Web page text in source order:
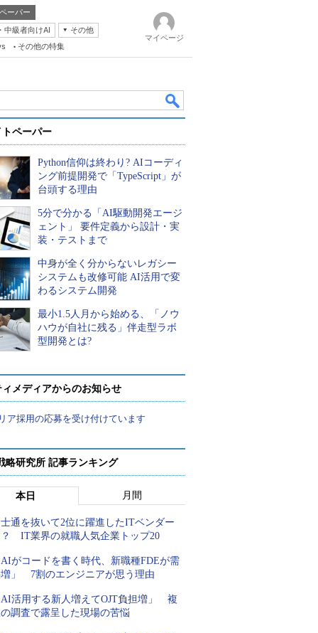
ーパー
中級者向けAI
その他
その他の特集
マイページ
ペーパー
Python信仰は終わり? AIコーディ
ング前提開発で「TypeScript」が
台頭する理由
5分で分かる「AI駆動開発エージ
ェント」 要件定義から設計・実
装・テストまで
中身が全く分からないレガシー
システムも改修可能 AI活用で変
わるシステム開発
最小1.5人月から始める、「ノウ
ハウが自社に残る」伴走型ラボ
型開発とは?
メディアからのお知らせ
ア採用の応募を受け付けています
略研究所 記事ランキング
本日 月間
通を抜いて2位に躍進したITベンダー
IT業界の就職人気企業トップ20
がコードを書く時代、新職種FDEが需
」 7割のエンジニアが思う理由
活用する新人増えてOJT負担増」 複
調査で露呈した現場の苦悩